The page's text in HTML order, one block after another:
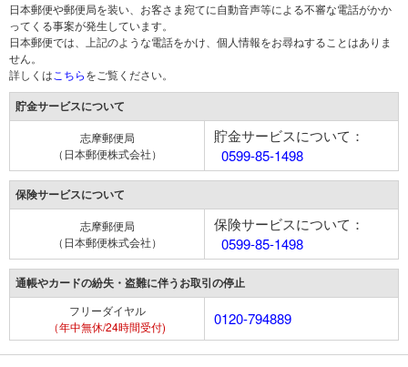
日本郵便や郵便局を装い、お客さま宛てに自動音声等による不審な電話がかか
ってくる事案が発生しています。
日本郵便では、上記のような電話をかけ、個人情報をお尋ねすることはありま
せん。
詳しくは こちらをご覧ください。
貯金サービスについて
志摩郵便局
（日本郵便株式会社）
貯金サービスについて：
0599-85-1498
保険サービスについて
志摩郵便局
（日本郵便株式会社）
保険サービスについて：
0599-85-1498
通帳やカードの紛失・盗難に伴うお取引の停止
フリーダイヤル
（年中無休/24時間受付)
0120-794889